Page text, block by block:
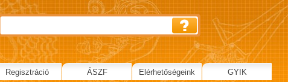
Regisztráció ÁSZF Elérhetőségeink GYIK